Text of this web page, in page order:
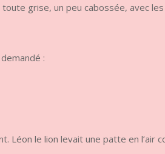
grise, un peu cabossée, avec
:
Léon le lion levait une patte en l’air